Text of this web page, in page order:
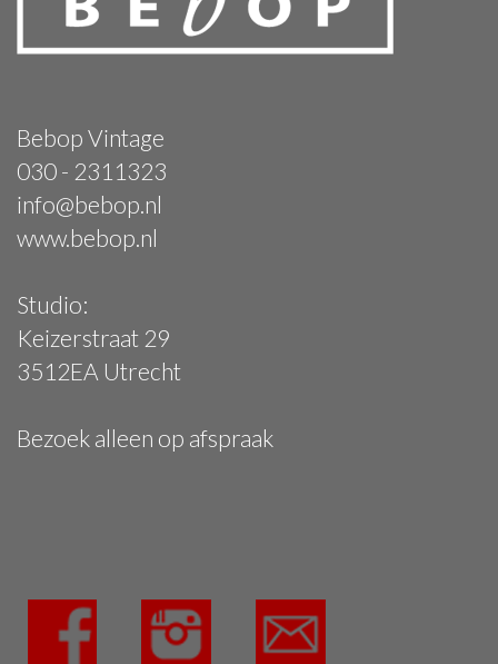
Bebop Vintage
030 - 2311323
info@bebop.nl
www.bebop.nl
Studio:
Keizerstraat 29
3512EA Utrecht
Bezoek alleen op afspraak